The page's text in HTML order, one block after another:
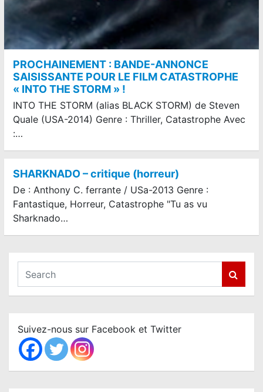
PROCHAINEMENT : BANDE-ANNONCE
SAISISSANTE POUR LE FILM CATASTROPHE
« INTO THE STORM » !
INTO THE STORM (alias BLACK STORM) de Steven
Quale (USA-2014) Genre : Thriller, Catastrophe Avec
:…
SHARKNADO – critique (horreur)
De : Anthony C. ferrante / USa-2013 Genre :
Fantastique, Horreur, Catastrophe "Tu as vu
Sharknado…
a
c
h
Suivez-nous sur Facebook et Twitter